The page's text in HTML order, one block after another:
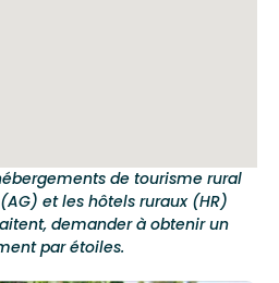
de tourisme rural
et les hôtels ruraux (HR)
demander à obtenir un
par étoiles.